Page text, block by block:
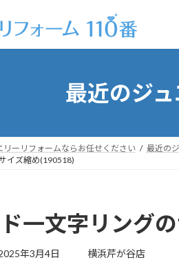
最近のジ
ーリフォームならお任せください 最近の
イズ縮め(190518)
一文字リング
年3月4日 横浜芹が谷店